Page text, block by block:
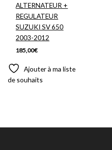
ALTERNATEUR +
REGULATEUR
SUZUKI SV 650
2003-2012
185,00€
Ajouter à ma liste
de souhaits